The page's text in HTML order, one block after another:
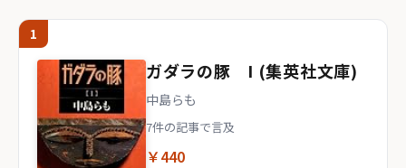
1
ガダラの豚 I (集英社文庫)
中島らも
7件の記事で言及
￥440